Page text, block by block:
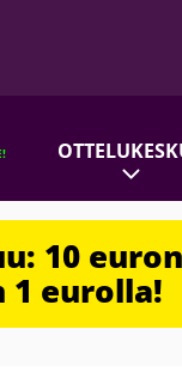
10
1 eurolla!